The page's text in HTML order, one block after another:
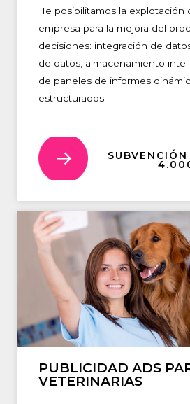
Te posibilitamos la explotación
empresa para la mejora del
decisiones: integración de
de datos, almacenamiento
de paneles de informes
estructurados.
PUBLICIDAD ADS
VETERINARIAS